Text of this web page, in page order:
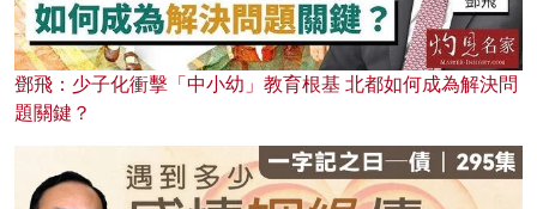
鄧飛：少子化衝擊「中小幼」教育根基 北都如何成為解決問
題關鍵？